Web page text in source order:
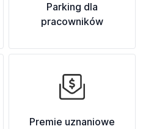
Parking dla
pracowników
Premie uznaniowe